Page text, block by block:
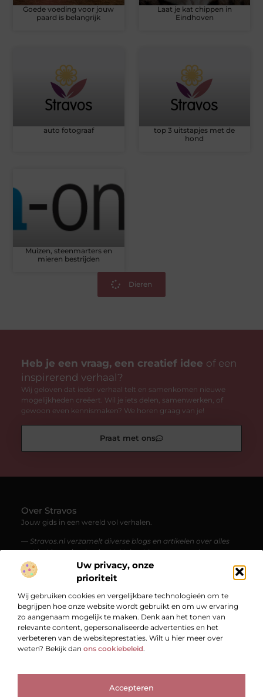
Uw privacy, onze
prioriteit
Wij gebruiken cookies en vergelijkbare technologieën om te
begrijpen hoe onze website wordt gebruikt en om uw ervaring
zo aangenaam mogelijk te maken. Denk aan het tonen van
relevante content, gepersonaliseerde advertenties en het
verbeteren van de websiteprestaties. Wilt u hier meer over
weten? Bekijk dan ons cookiebeleid.
Accepteren
Goede voeding voor jouw
paard is belangrijk
Laat je kat chippen in
Eindhoven
auto fotograaf
top 3 uitstapjes met de
hond
Muizen, steenmarters en
mieren bestrijden
Dieren
Heb je een vraag, een creatief idee of een
inspirerend verhaal?
Wij geloven dat ieder verhaal telt en samenkomen nieuwe
mogelijkheden creëert. Wil je iets delen, samenwerken, of
gewoon even kennismaken? We horen graag van je!
Praat met ons
Over Stravos
Jouw gids in een wereld vol verhalen.
— Stravos.nl verzamelt diverse blogs en artikelen over alles
wat het leven boeiend maakt. Laat je meenemen in een
stroom van kennis, inspiratie en verrassende perspectieven.
Bericht categorie
Onze informatie